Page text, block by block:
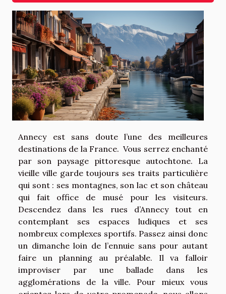
Annecy est sans doute l’une des meilleures
destinations de la France. Vous serrez enchanté
par son paysage pittoresque autochtone. La
vieille ville garde toujours ses traits particulière
qui sont : ses montagnes, son lac et son château
qui fait office de musé pour les visiteurs.
Descendez dans les rues d’Annecy tout en
contemplant ses espaces ludiques et ses
nombreux complexes sportifs. Passez ainsi donc
un dimanche loin de l’ennuie sans pour autant
faire un planning au préalable. Il va falloir
improviser par une ballade dans les
agglomérations de la ville. Pour mieux vous